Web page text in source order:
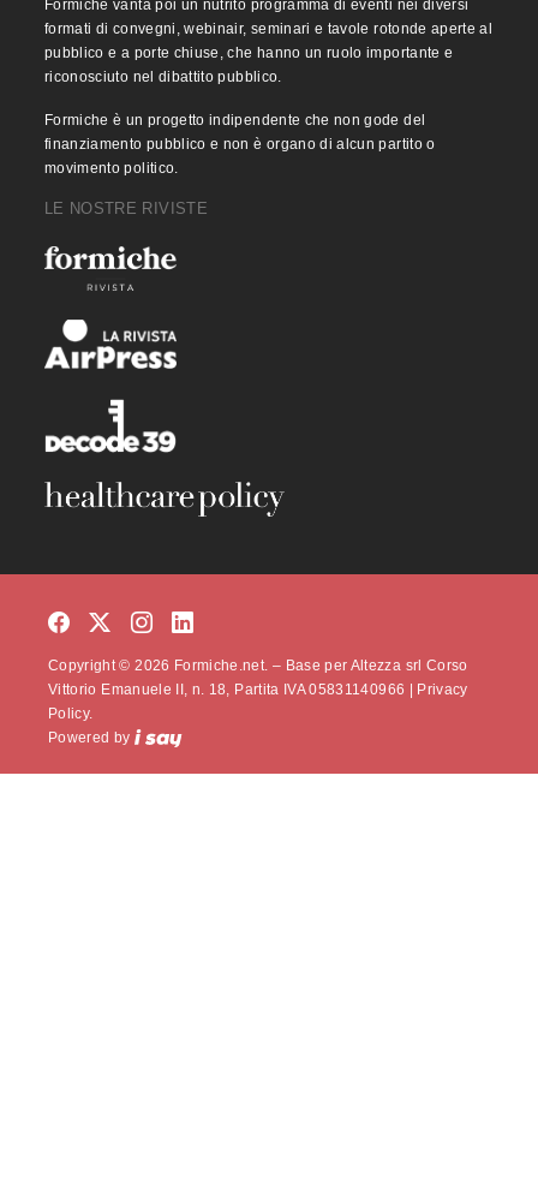
Formiche vanta poi un nutrito programma di eventi nei diversi
formati di convegni, webinair, seminari e tavole rotonde aperte al
pubblico e a porte chiuse, che hanno un ruolo importante e
riconosciuto nel dibattito pubblico.
Formiche è un progetto indipendente che non gode del
finanziamento pubblico e non è organo di alcun partito o
movimento politico.
LE NOSTRE RIVISTE
Copyright © 2026 Formiche.net. – Base per Altezza srl Corso
Vittorio Emanuele II, n. 18, Partita IVA 05831140966 | Privacy
Policy.
Powered by